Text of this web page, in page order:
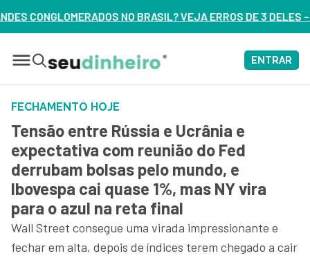
NO BRASIL? VEJA ERROS DE 3 DELES – ASSISTA AGORA
ENTRAR
FECHAMENTO HOJE
Tensão entre Rússia e Ucrânia e
expectativa com reunião do Fed
derrubam bolsas pelo mundo, e
Ibovespa cai quase 1%, mas NY vira
para o azul na reta final
Wall Street consegue uma virada impressionante e
fechar em alta, depois de índices terem chegado a cair